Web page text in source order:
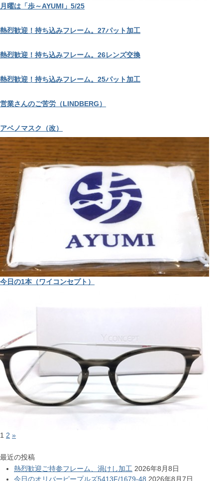
月曜は「歩～AYUMI」5/25
熱烈歓迎！持ち込みフレーム。27パット加工
熱烈歓迎！持ち込みフレーム。26レンズ交換
熱烈歓迎！持ち込みフレーム。25パット加工
営業さんのご苦労（LINDBERG）
アベノマスク（改）
今日の1本（ワイコンセプト）
1 2 »
最近の投稿
熱烈歓迎ご持参フレーム、渦けし加工 2026年8月8日
今日のオリバーピープルズ5413F/1679-48 2026年8月7日